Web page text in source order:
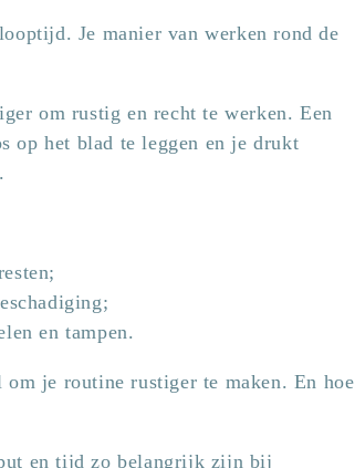
Je manier van werken rond de
om rustig en recht te werken. Een
op het blad te leggen en je drukt
en tampen.
je routine rustiger te maken. En hoe
en tijd zo belangrijk zijn bij